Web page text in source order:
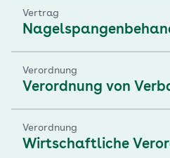
Vertrag
Verordnung
Verordnung von
Verordnung
Wirtschaftliche